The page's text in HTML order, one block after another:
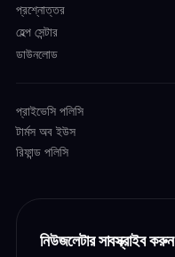
প্রশ্নোত্তর
হেল্প সেন্টার
ডাউনলোড
প্রাইভেসি পলিসি
টার্মস অব ইউস
রিফান্ড পলিসি
নিউজলেটার সাবস্ক্রাইব করুন